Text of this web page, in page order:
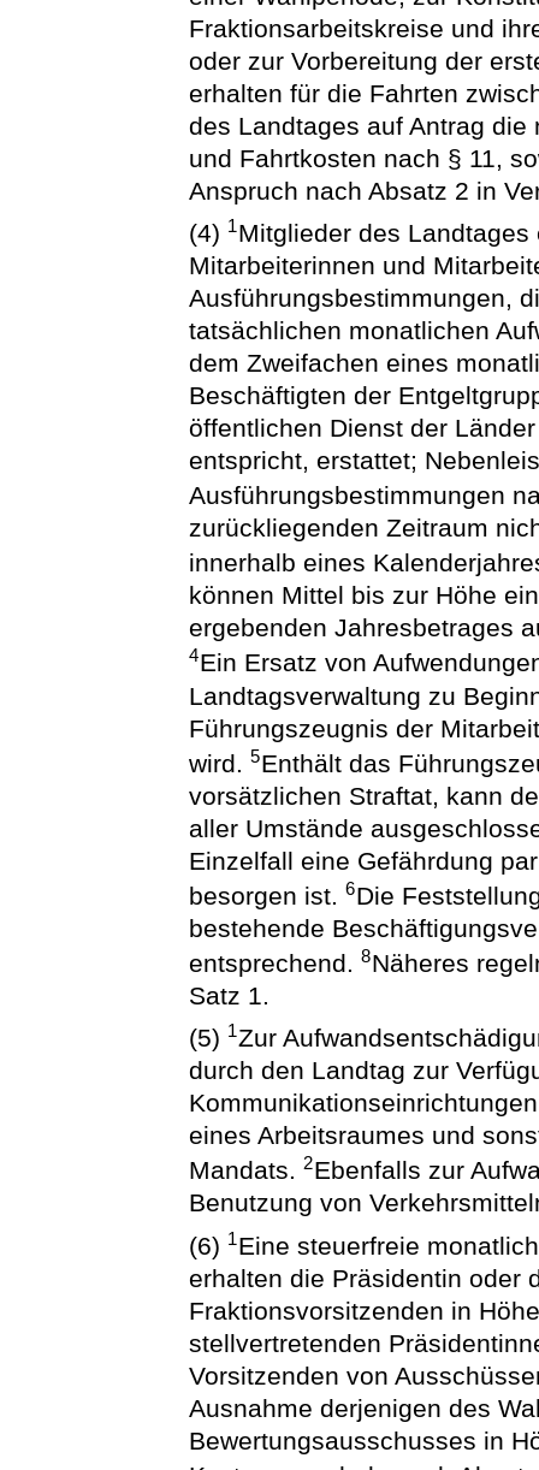
Fraktionsarbeitskreise und
oder zur Vorbereitung der
erhalten für die Fahrten
des Landtages auf Antrag
und Fahrtkosten nach § 11,
Anspruch nach Absatz 2 in
(4) 1Mitglieder des
Mitarbeiterinnen und
Ausführungsbestimmungen,
tatsächlichen monatlichen
dem Zweifachen eines
Beschäftigten der
öffentlichen Dienst der
entspricht, erstattet;
Ausführungsbestimmungen
zurückliegenden Zeitraum
innerhalb eines
können Mittel bis zur Höhe
ergebenden Jahresbetrages
4Ein Ersatz von
Landtagsverwaltung zu
Führungszeugnis der
wird.5Enthält das
vorsätzlichen Straftat, kann
aller Umstände
Einzelfall eine Gefährdung
besorgen ist.6Die
bestehende
entsprechend.8Näheres
Satz 1.
(5) 1Zur
durch den Landtag zur
eines Arbeitsraumes und
Mandats.2Ebenfalls zur
Benutzung von
(6) 1Eine steuerfreie
erhalten die Präsidentin oder
Fraktionsvorsitzenden in
stellvertretenden
Vorsitzenden von
Ausnahme derjenigen des
Bewertungsausschusses in